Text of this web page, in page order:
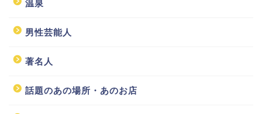
温泉
男性芸能人
著名人
話題のあの場所・あのお店